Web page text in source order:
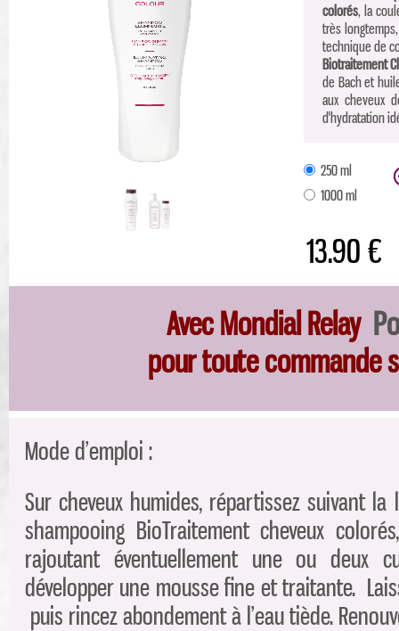
colorés, la
très
technique de
Biotraitement
de Bach et
aux cheveux
d'hydratation
250 ml
1000 ml
13.90 €
Avec Mondial Relay
pour toute commande
Mode d’emploi :
Sur cheveux humides, répartissez suivant
shampooing BioTraitement cheveux
rajoutant éventuellement une ou deux
développer une mousse fine et traitante.
puis rincez abondement à l’eau tiède.